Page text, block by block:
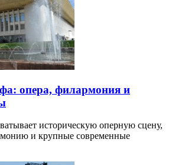
опера, филармония и
историческую оперную сцену,
и крупные современные